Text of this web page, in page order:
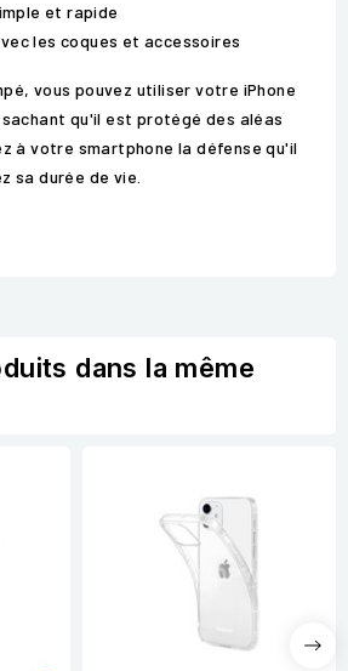
et rapide
les coques et accessoires
vous pouvez utiliser votre iPhone
qu'il est protégé des aléas
à votre smartphone la défense qu'il
sa durée de vie.
dans la même